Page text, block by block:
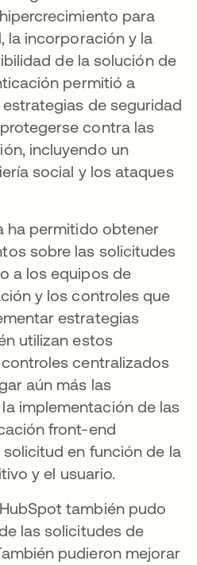
para
la incorporación y la
de la solución de
permitió a
de seguridad
contra las
incluyendo un
social y los ataques
ha permitido obtener
sobre las solicitudes
a los equipos de
y los controles que
estrategias
utilizan estos
centralizados
aún más las
implementación de las
front-end
en función de la
y el usuario.
también pudo
las solicitudes de
pudieron mejorar